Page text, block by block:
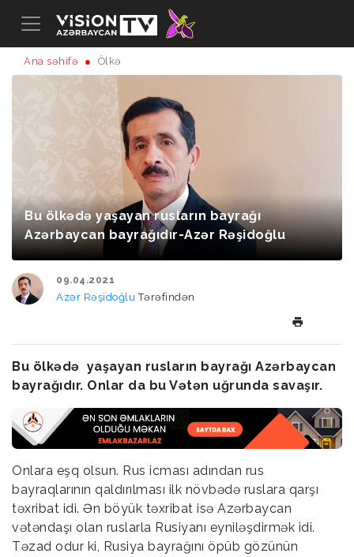
Ana səhifə Ölkə
Bu ölkədə yaşayan rusların bayrağı
Azərbaycan bayrağıdır-Azər Rəşidoğlu
09.04.2021
Azər RəşidoğluTərəfindən
Bu ölkədə yaşayan rusların bayrağı Azərbaycan
bayrağıdır. Onlar da bu Vətən uğrunda savaşır.
Onlara eşq olsun. Rus icması adından rus
bayraqlarının qaldırılması ilk növbədə ruslara qarşı
təxribat idi. Ən böyük təxribat isə Azərbaycan
vətəndaşı olan ruslarla Rusiyanı eyniləşdirmək idi.
Təzad odur ki, Rusiya bayrağını öpüb gözünün